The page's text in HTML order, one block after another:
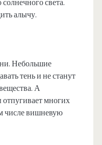
света.
алычу.
Небольшие
тень и не станут
А
многих
числе вишневую